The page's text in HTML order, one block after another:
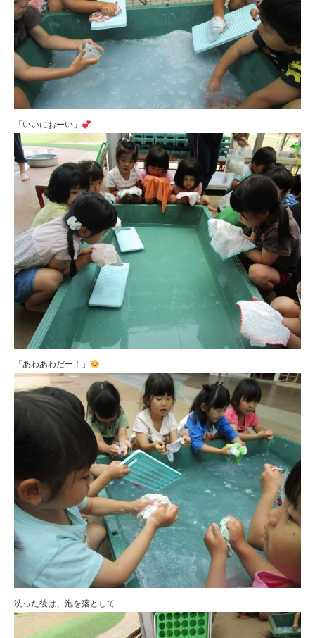
「いいにおーい」
「あわあわだー！」
洗った後は、泡を落として